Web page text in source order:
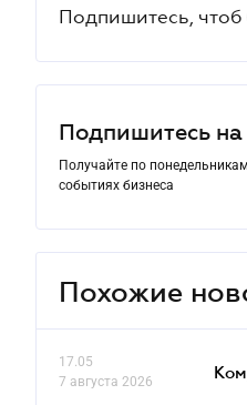
Подпишитесь, чтоб
Подпишитесь на
Получайте по
событиях бизнеса
Похожие
17.05
7 августа 2026